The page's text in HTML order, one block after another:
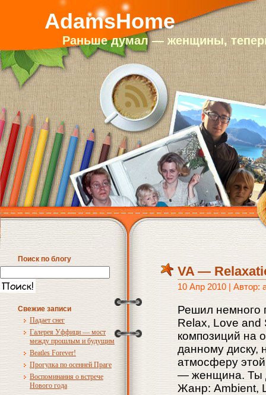
AdamsHome
Раньше думал — женщины,
Поиск по блогу
Свежие записи
Падает снег
Галерея Уффици — мост
между прошлым и будущим
Beatles Forever!
Прогулка по осенней Праге
Воспоминания о встрече
Нового года
VA —
10 Апр 2010 | Автор:
Решил немного
Relax, Love and
композиций на
данному диску,
атмосферу
— женщина. Ты
Жанр: Ambient,